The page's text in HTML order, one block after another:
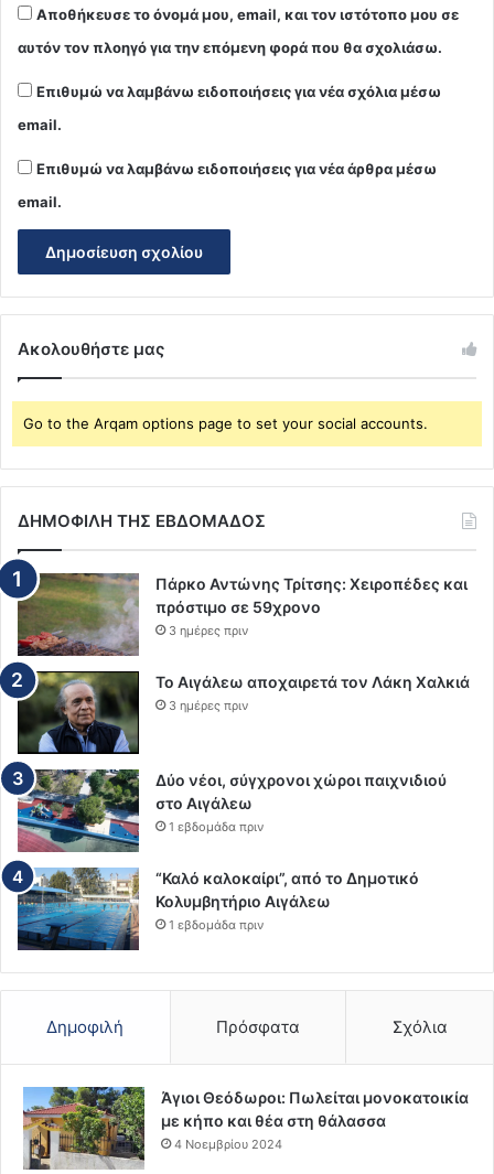
Αποθήκευσε το όνομά μου, email, και τον ιστότοπο μου σε
αυτόν τον πλοηγό για την επόμενη φορά που θα σχολιάσω.
Επιθυμώ να λαμβάνω ειδοποιήσεις για νέα σχόλια μέσω
email.
Επιθυμώ να λαμβάνω ειδοποιήσεις για νέα άρθρα μέσω
email.
Ακολουθήστε μας
Go to the Arqam options page to set your social accounts.
ΔΗΜΟΦΙΛΗ ΤΗΣ ΕΒΔΟΜΑΔΟΣ
Πάρκο Αντώνης Τρίτσης: Χειροπέδες και
πρόστιμο σε 59χρονο
3 ημέρες πριν
Το Αιγάλεω αποχαιρετά τον Λάκη Χαλκιά
3 ημέρες πριν
Δύο νέοι, σύγχρονοι χώροι παιχνιδιού
στο Αιγάλεω
1 εβδομάδα πριν
“Καλό καλοκαίρι”, από το Δημοτικό
Κολυμβητήριο Αιγάλεω
1 εβδομάδα πριν
Δημοφιλή Πρόσφατα Σχόλια
Άγιοι Θεόδωροι: Πωλείται μονοκατοικία
με κήπο και θέα στη θάλασσα
4 Νοεμβρίου 2024